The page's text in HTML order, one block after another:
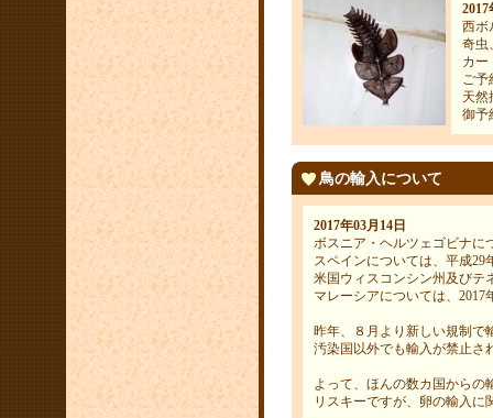
2017
西ボ
奇虫
カー
ご予
天然
御予
鳥の輸入について
2017年03月14日
ボスニア・ヘルツェゴビナに
スペインについては、平成29
米国ウィスコンシン州及びテ
マレーシアについては、2017
昨年、８月より新しい規制で
汚染国以外でも輸入が禁止さ
よって、ほんの数カ国からの
リスキーですが、卵の輸入に